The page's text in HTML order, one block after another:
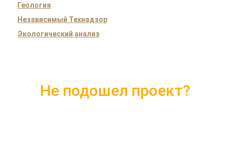
Геология
Независимый Технадзор
Экологический анализ
Не подошел проект?